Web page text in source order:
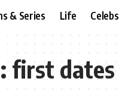
& Series Life Celebs
first dates